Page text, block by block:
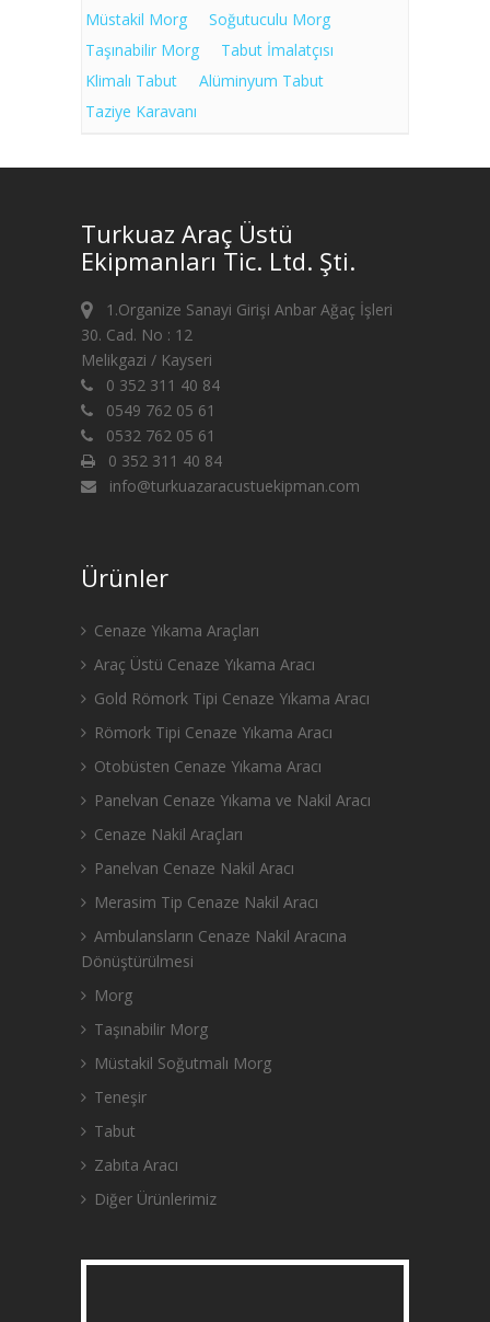
Müstakil Morg
Soğutuculu Morg
Taşınabilir Morg
Tabut İmalatçısı
Klimalı Tabut
Alüminyum Tabut
Taziye Karavanı
Turkuaz Araç Üstü
Ekipmanları Tic. Ltd. Şti.
1.Organize Sanayi Girişi Anbar Ağaç İşleri
30. Cad. No : 12
Melikgazi / Kayseri
0 352 311 40 84
0549 762 05 61
0532 762 05 61
0 352 311 40 84
info@turkuazaracustuekipman.com
Ürünler
Cenaze Yıkama Araçları
Araç Üstü Cenaze Yıkama Aracı
Gold Römork Tipi Cenaze Yıkama Aracı
Römork Tipi Cenaze Yıkama Aracı
Otobüsten Cenaze Yıkama Aracı
Panelvan Cenaze Yıkama ve Nakil Aracı
Cenaze Nakil Araçları
Panelvan Cenaze Nakil Aracı
Merasim Tip Cenaze Nakil Aracı
Ambulansların Cenaze Nakil Aracına
Dönüştürülmesi
Morg
Taşınabilir Morg
Müstakil Soğutmalı Morg
Teneşir
Tabut
Zabıta Aracı
Diğer Ürünlerimiz